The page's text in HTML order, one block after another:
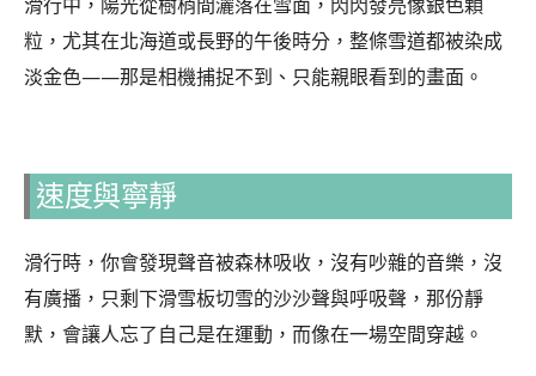
粒，尤其在北海道或長野的午後時分，整條雪道都被染成
淡金色——那是相機捕捉不到、只能親眼看到的畫面。
速度與寧靜
滑行時，你會發現聲音被森林吸收，沒有吵雜的音樂，沒
有廣播，只剩下滑雪板切雪的沙沙聲與呼吸聲，那份靜
默，會讓人忘了自己是在運動，而像在一場空間穿越。